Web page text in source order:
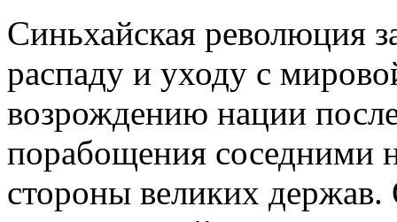
Синьхайская революция
распаду и уходу с
возрождению нации
порабощения соседними
стороны великих держав.